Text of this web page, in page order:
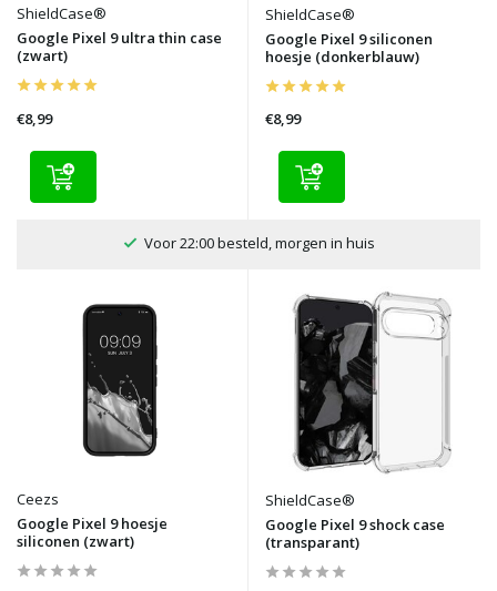
ShieldCase®
Google Pixel 9 ultra thin case
(zwart)
€8,99
ShieldCase®
Google Pixel 9 siliconen
hoesje (donkerblauw)
€8,99
Voor 22:00 besteld, morgen in huis
Ceezs
Google Pixel 9 hoesje
siliconen (zwart)
ShieldCase®
Google Pixel 9 shock case
(transparant)